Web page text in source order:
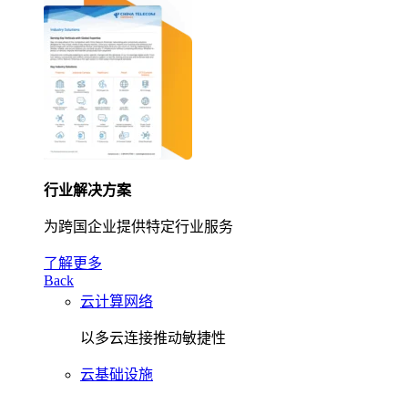
行业解决方案
为跨国企业提供特定行业服务
了解更多
Back
云计算网络
以多云连接推动敏捷性
云基础设施